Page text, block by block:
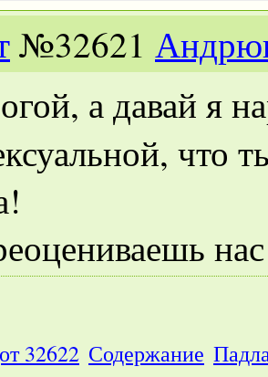
№32621
а давай я
что
32622 Содержание